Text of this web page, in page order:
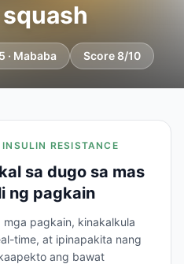
· Mababa Score 8/10
RESISTANCE
sa dugo sa mas
ng pagkain
pagkain, kinakalkula
time, at ipinapakita nang
ang bawat